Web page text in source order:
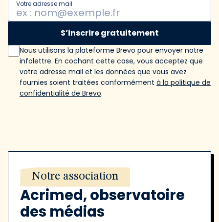
Votre adresse mail
S’inscrire gratuitement
Nous utilisons la plateforme Brevo pour envoyer notre
infolettre. En cochant cette case, vous acceptez que
votre adresse mail et les données que vous avez
fournies soient traitées conformément à la politique de
confidentialité de Brevo.
Notre association
Acrimed, observatoire
des médias